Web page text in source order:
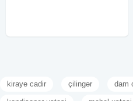
kiraye cadir çilingər dam